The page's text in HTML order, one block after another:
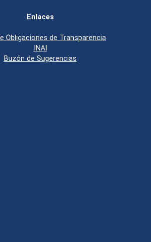
Enlaces
Obligaciones de Transparencia
INAI
Buzón de Sugerencias